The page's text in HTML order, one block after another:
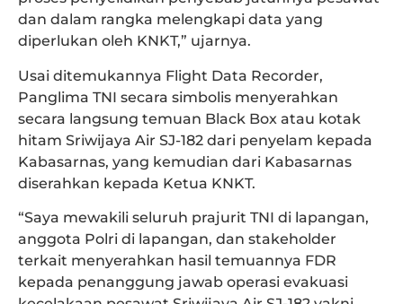
dan dalam rangka melengkapi data yang
diperlukan oleh KNKT,” ujarnya.
Usai ditemukannya Flight Data Recorder,
Panglima TNI secara simbolis menyerahkan
secara langsung temuan Black Box atau kotak
hitam Sriwijaya Air SJ-182 dari penyelam kepada
Kabasarnas, yang kemudian dari Kabasarnas
diserahkan kepada Ketua KNKT.
“Saya mewakili seluruh prajurit TNI di lapangan,
anggota Polri di lapangan, dan stakeholder
terkait menyerahkan hasil temuannya FDR
kepada penanggung jawab operasi evakuasi